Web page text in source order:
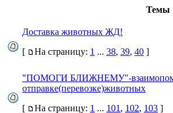
Темы
Доставка животных ЖД!
[
На страницу: 1 ... 38, 39, 40 ]
"ПОМОГИ БЛИЖНЕМУ"-
отправке(перевозке)животных
[
На страницу: 1 ... 101 , 102, 103 ]